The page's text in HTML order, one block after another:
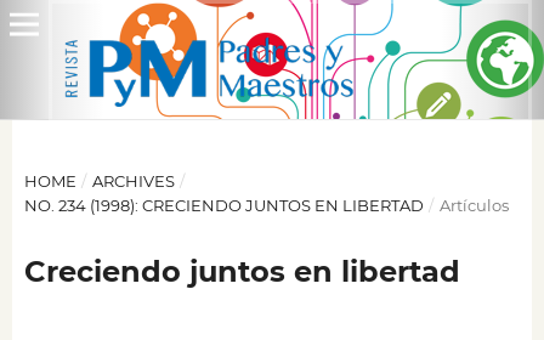
HOME / ARCHIVES /
NO. 234 (1998): CRECIENDO JUNTOS EN LIBERTAD / Artículos
Creciendo juntos en libertad